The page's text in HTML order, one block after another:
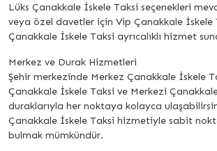
Lüks Çanakkale İskele Taksi seçenekleri
veya özel davetler için Vip Çanakkale İskele
Çanakkale İskele Taksi ayrıcalıklı hizmet
Merkez ve Durak Hizmetleri
Şehir merkezinde Merkez Çanakkale İskele
Çanakkale İskele Taksi ve Merkezi
duraklarıyla her noktaya kolayca
Çanakkale İskele Taksi hizmetiyle sabit
bulmak mümkündür.